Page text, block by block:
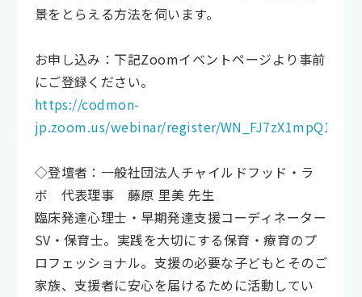
景をとらえる方法を伺います。
お申し込み：下記Zoomイベントページより事前
にご登録ください。
https://codmon-
jp.zoom.us/webinar/register/
◇登壇者：一般社団法人チャイルドフッド・ラ
ボ 代表理事 藤原 里美 先生
臨床発達心理士・早期発達支援コーディネーター
SV・保育士。実践を大切にする保育・療育のプ
ロフェッショナル。支援の必要な子どもとそのご
家族、支援者に安心を届けるために活動してい